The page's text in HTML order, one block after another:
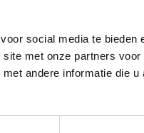
social media te bieden
met onze partners voor
andere informatie die u
wat Can Do